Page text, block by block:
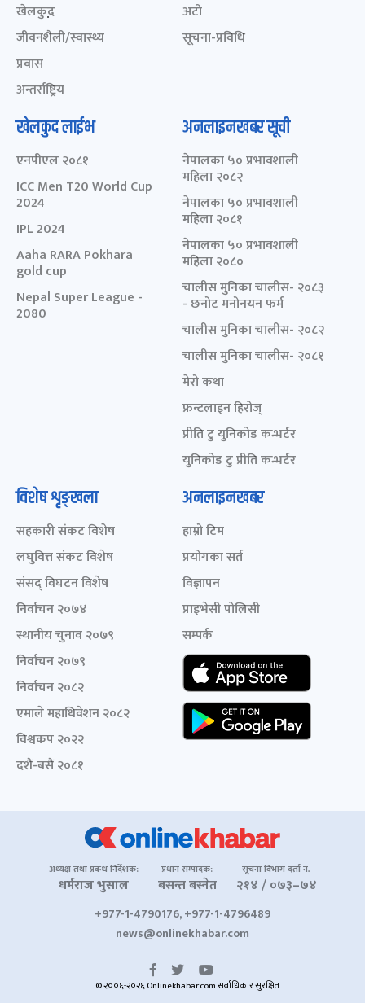
खेलकुद़़
जीवनशैली/स्वास्थ्य
प्रवास
अन्तर्राष्ट्रिय
अटो
सूचना-प्रविधि
खेलकुद लाईभ
एनपीएल २०८१
ICC Men T20 World Cup
2024
IPL 2024
Aaha RARA Pokhara
gold cup
Nepal Super League -
2080
अनलाइनखबर सूची
नेपालका ५० प्रभावशाली
महिला २०८२
नेपालका ५० प्रभावशाली
महिला २०८१
नेपालका ५० प्रभावशाली
महिला २०८०
चालीस मुनिका चालीस- २०८३
- छनोट मनोनयन फर्म
चालीस मुनिका चालीस- २०८२
चालीस मुनिका चालीस- २०८१
मेरो कथा
फ्रन्टलाइन हिरोज्
प्रीति टु युनिकोड कन्भर्टर
युनिकोड टु प्रीति कन्भर्टर
विशेष शृङ्खला
सहकारी संकट विशेष
लघुवित्त संकट विशेष
संसद् विघटन विशेष
निर्वाचन २०७४
स्थानीय चुनाव २०७९
निर्वाचन २०७९
निर्वाचन २०८२
एमाले महाधिवेशन २०८२
विश्वकप २०२२
दशैं-बसैं २०८१
अनलाइनखबर
हाम्रो टिम
प्रयोगका सर्त
विज्ञापन
प्राइभेसी पोलिसी
सम्पर्क
अध्यक्ष तथा प्रबन्ध निर्देशक:
धर्मराज भुसाल
प्रधान सम्पादक:
बसन्त बस्नेत
सूचना विभाग दर्ता नं.
२१४ / ०७३–७४
+977-1-4790176, +977-1-4796489
news@onlinekhabar.com
© २००६-२०२६ Onlinekhabar.com सर्वाधिकार सुरक्षित